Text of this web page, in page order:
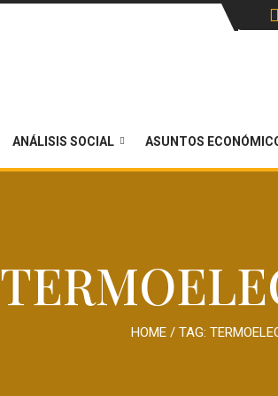
ANÁLISIS SOCIAL ASUNTOS
HOME/ TAG: